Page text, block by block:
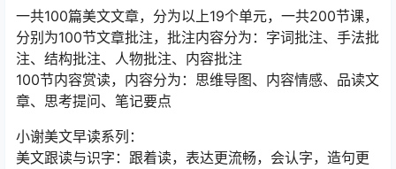
一共100篇美文文章，分为以上19个单元，一共200节课，
分别为100节文章批注，批注内容分为：字词批注、手法批
注、结构批注、人物批注、内容批注
100节内容赏读，内容分为：思维导图、内容情感、品读文
章、思考提问、笔记要点
小谢美文早读系列：
美文跟读与识字：跟着读，表达更流畅，会认字，造句更